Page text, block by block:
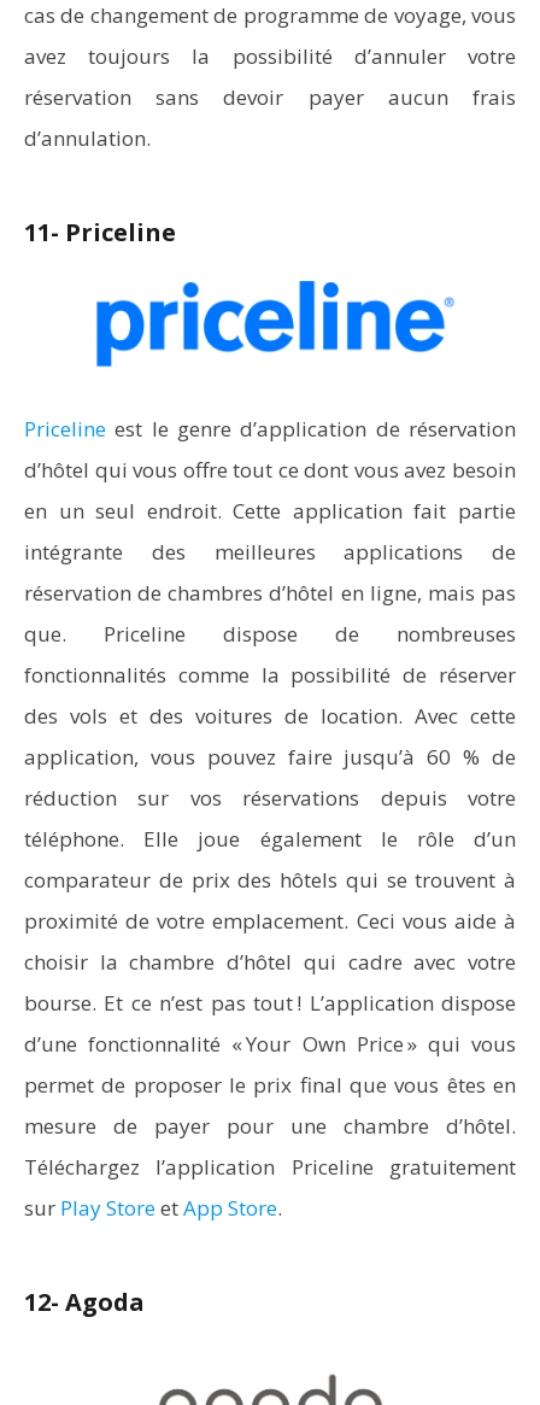
cas de changement de programme de voyage, vous
avez toujours la possibilité d’annuler votre
réservation sans devoir payer aucun frais
d’annulation.
11- Priceline
Priceline est le genre d’application de réservation
d’hôtel qui vous offre tout ce dont vous avez besoin
en un seul endroit. Cette application fait partie
intégrante des meilleures applications de
réservation de chambres d’hôtel en ligne, mais pas
que. Priceline dispose de nombreuses
fonctionnalités comme la possibilité de réserver
des vols et des voitures de location. Avec cette
application, vous pouvez faire jusqu’à 60 % de
réduction sur vos réservations depuis votre
téléphone. Elle joue également le rôle d’un
comparateur de prix des hôtels qui se trouvent à
proximité de votre emplacement. Ceci vous aide à
choisir la chambre d’hôtel qui cadre avec votre
bourse. Et ce n’est pas tout ! L’application dispose
d’une fonctionnalité « Your Own Price » qui vous
permet de proposer le prix final que vous êtes en
mesure de payer pour une chambre d’hôtel.
Téléchargez l’application Priceline gratuitement
sur Play StoreetApp Store.
12- Agoda